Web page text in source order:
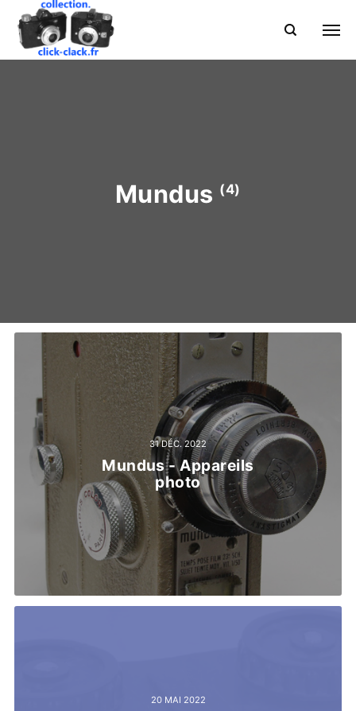
Mundus (4)
31 DÉC. 2022
Mundus - Appareils
photo
20 MAI 2022